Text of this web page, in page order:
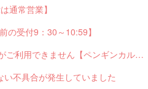
通常営業】
の受付9：30～10:59】
※終了しました※【7/21(火) 22:00～翌2:00頃】Web問診票機能がご利用できません【ペンギンカルテ大型メンテナンス】
い不具合が発生していました